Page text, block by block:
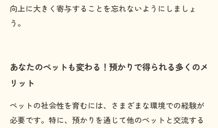
向上に大きく寄与することを忘れないようにしましょ
う。
あなたのペットも変わる！預かりで得られる多くのメ
リット
ペットの社会性を育むには、さまざまな環境での経験が
必要です。特に、預かりを通じて他のペットと交流する